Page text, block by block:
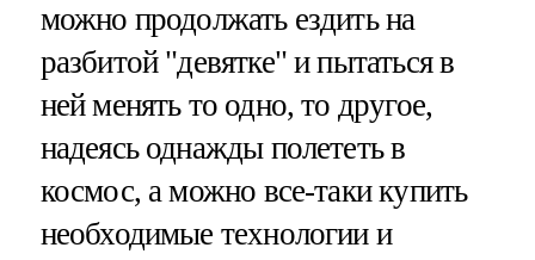
можно продолжать ездить на
разбитой "девятке" и пытаться в
ней менять то одно, то другое,
надеясь однажды полететь в
космос, а можно все-таки купить
необходимые технологии и